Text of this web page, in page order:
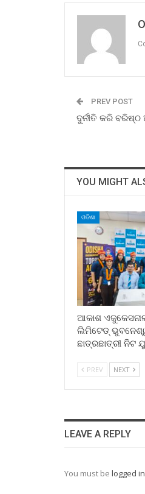
PREV POST
ଦୁର୍ନୀତି କରି
YOU MIGHT
ଓଡିଶା
ଆକାଶ
ଲିମିଟେଡ୍
ଛାତ୍ରଛାତ୍ରୀ ନିଟ
PREV NEXT
LEAVE A REPLY
You must be logged in